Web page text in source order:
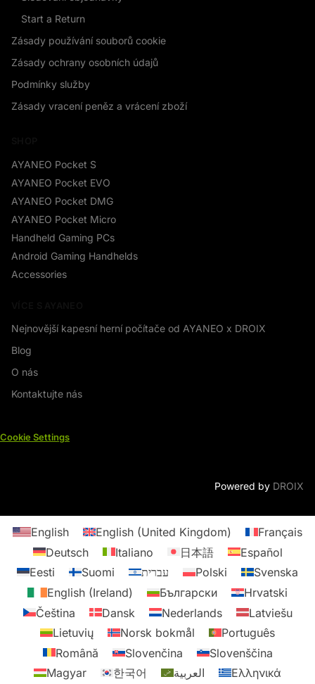
Start a Return
Zásady používání souborů cookie
Zásady ochrany osobních údajů
Podmínky služby
Zásady vracení peněz a vrácení zboží
AYANEO Pocket S
AYANEO Pocket EVO
AYANEO Pocket DMG
AYANEO Pocket Micro
Handheld Gaming PCs
Android Gaming Handhelds
Accessories
Nejnovější kapesní herní počítače od AYANEO x DROIX
Blog
O nás
Kontaktujte nás
Cookie Settings
Powered by DROIX
English English (United Kingdom)
Français
Deutsch
Italiano 日本語
Español
Eesti
Suomi עברית Polski
Svenska
English (Ireland)
Български
Hrvatski
Čeština
Dansk Nederlands
Latviešu
Lietuvių
Norsk bokmål
Português
Română
Slovenčina
Slovenščina
Magyar
한국어 العربية Ελληνικά